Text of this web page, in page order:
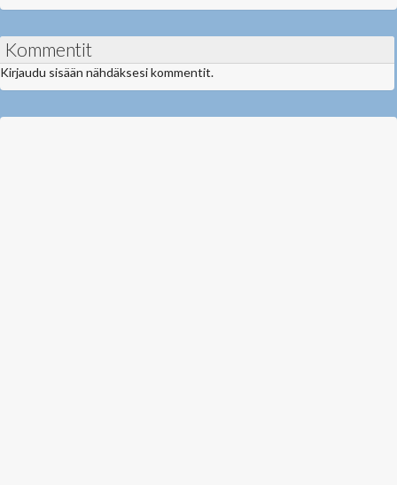
Kommentit
Kirjaudu sisään nähdäksesi kommentit.